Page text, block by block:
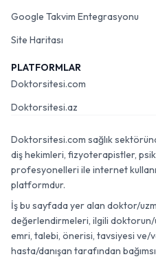
Google Takvim Entegrasyonu
Site Haritası
PLATFORMLAR
Doktorsitesi.com
Doktorsitesi.az
Doktorsitesi.com sağlık
diş hekimleri, fizyoterapistler,
profesyonelleri ile internet
platformdur.
İş bu sayfada yer alan doktor/
değerlendirmeleri, ilgili doktorun/
emri, talebi, önerisi, tavsiyesi ve/
hasta/danışan tarafından